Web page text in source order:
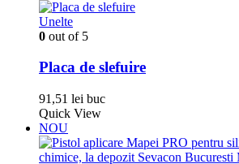
pot
produsului.
Unelte
0 out of 5
Placa de slefuire
91,51 lei buc
Quick View
NOU